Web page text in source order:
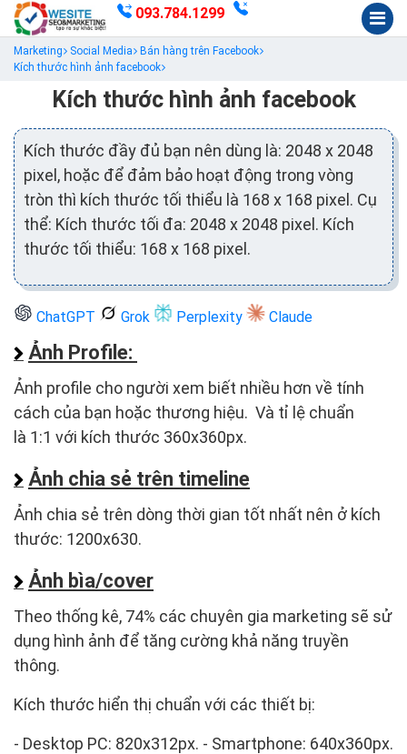
093.784.1299
Marketing Social Media
Bán hàng trên Facebook
Kích thước hình ảnh facebook
Kích thước hình ảnh facebook
Kích thước đầy đủ bạn nên dùng là: 2048 x 2048
pixel, hoặc để đảm bảo hoạt động trong vòng
tròn thì kích thước tối thiểu là 168 x 168 pixel. Cụ
thể: Kích thước tối đa: 2048 x 2048 pixel. Kích
thước tối thiểu: 168 x 168 pixel.
ChatGPT Grok Perplexity Claude
Ảnh Profile:
Ảnh profile cho người xem biết nhiều hơn về tính
cách của bạn hoặc thương hiệu. Và tỉ lệ chuẩn
là 1:1 với kích thước 360x360px.
Ảnh chia sẻ trên timeline
Ảnh chia sẻ trên dòng thời gian tốt nhất nên ở kích
thước: 1200x630.
Ảnh bìa/cover
Theo thống kê, 74% các chuyên gia marketing sẽ sử
dụng hình ảnh để tăng cường khả năng truyền
thông.
Kích thước hiển thị chuẩn với các thiết bị:
- Desktop PC: 820x312px. - Smartphone: 640x360px.